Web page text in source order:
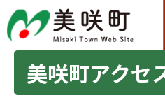
美咲町アクセ